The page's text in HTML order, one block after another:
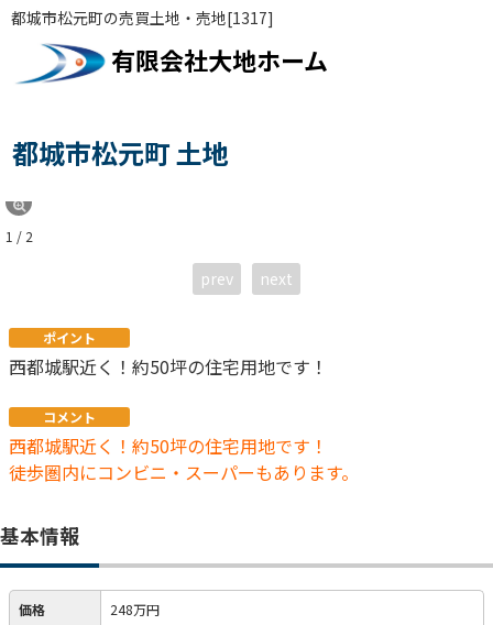
都城市松元町の売買土地・売地[1317]
有限会社大地ホーム
都城市松元町 土地
1 / 2
prev next
ポイント
西都城駅近く！約50坪の住宅用地です！
コメント
西都城駅近く！約50坪の住宅用地です！
徒歩圏内にコンビニ・スーパーもあります。
基本情報
価格 248万円